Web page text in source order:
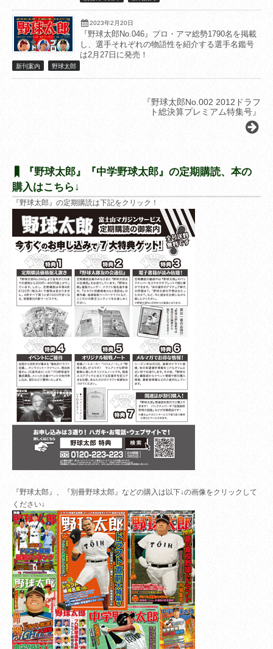
2023年2月20日
『野球太郎No.046』プロ・アマ総勢1790名を掲載
し、選手それぞれの物語性を紹介する選手名鑑号
は2月27日に発売！
新刊案内 野球太郎
『野球太郎No.002 2012ドラフ
ト総決算プレミアム特集号』
『野球太郎』『中学野球太郎』の定期購読、本の
購入はこちら↓
『野球太郎』の定期購読は下記をクリック！
『野球太郎』、『別冊野球太郎』などの購入は以下↓の画像をクリックして
ください↓